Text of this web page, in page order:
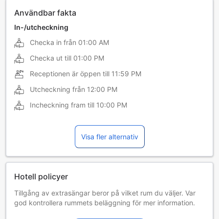
Användbar fakta
In-/utcheckning
Checka in från 01:00 AM
Checka ut till 01:00 PM
Receptionen är öppen till 11:59 PM
Utcheckning från 12:00 PM
Incheckning fram till 10:00 PM
Visa fler alternativ
Hotell policyer
Tillgång av extrasängar beror på vilket rum du väljer. Var
god kontrollera rummets beläggning för mer information.